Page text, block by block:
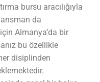
bursu aracılığıyla
da
Almanya’da bir
bu özellikle
disiplinden